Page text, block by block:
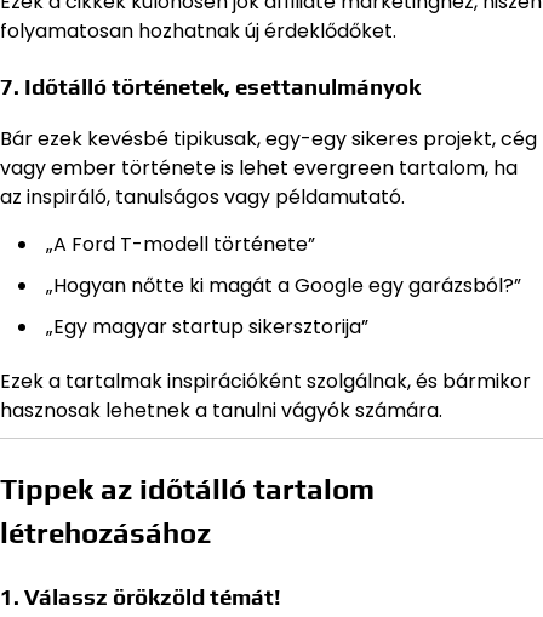
folyamatosan hozhatnak új érdeklődőket.
7. Időtálló történetek, esettanulmányok
Bár ezek kevésbé tipikusak, egy-egy sikeres projekt, cég
vagy ember története is lehet evergreen tartalom, ha
az inspiráló, tanulságos vagy példamutató.
„A Ford T-modell története”
„Hogyan nőtte ki magát a Google egy garázsból?”
„Egy magyar startup sikersztorija”
Ezek a tartalmak inspirációként szolgálnak, és bármikor
hasznosak lehetnek a tanulni vágyók számára.
Tippek az időtálló tartalom
létrehozásához
1. Válassz örökzöld témát!